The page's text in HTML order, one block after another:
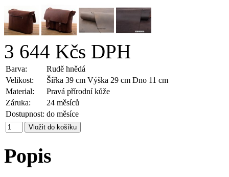
3 644 Kčs DPH
Barva:
Rudě hnědá
Velikost:
Šířka 39 cm Výška 29 cm Dno 11 cm
Material:
Pravá přírodní kůže
Záruka:
24 měsíců
Dostupnost: do měsíce
Popis